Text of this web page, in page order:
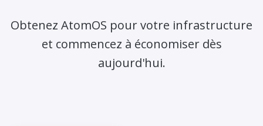
Obtenez AtomOS pour votre infrastructure
et commencez à économiser dès
aujourd'hui.